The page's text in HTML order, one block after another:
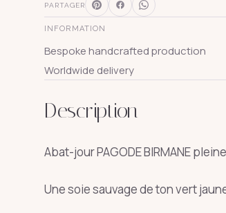
PARTAGER
INFORMATION
Bespoke handcrafted production
Worldwide delivery
Description
Abat-jour PAGODE BIRMANE
Une soie sauvage de ton vert